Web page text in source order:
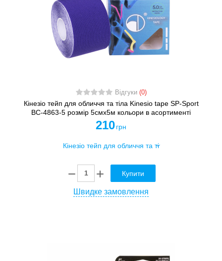
Відгуки (0)
Кінезіо тейп для обличчя та тіла Kinesio tape SP-Sport
BC-4863-5 розмір 5смх5м кольори в асортименті
210 грн
Купити
Швидке замовлення